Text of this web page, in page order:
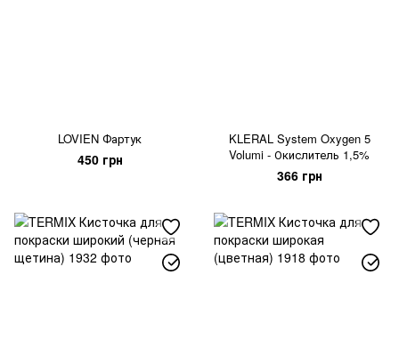
LOVIEN Фартук
450 грн
KLERAL System Oxygen 5
Volumi - Окислитель 1,5%
366 грн